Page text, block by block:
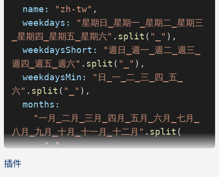
  name:
"zh-tw" ,
  weekdays:
"星期日_星期一_星期二_星期三
_星期四_星期五_星期六" . split ( "_" ),
  weekdaysShort:
"週日_週一_週二_週三_
週四_週五_週六" . split ( "_" ),
  weekdaysMin:
"日_一_二_三_四_五_
六" . split ( "_" ),
  months:
八月_九月_十月_十一月_十二月" . split(
      "_"
插件